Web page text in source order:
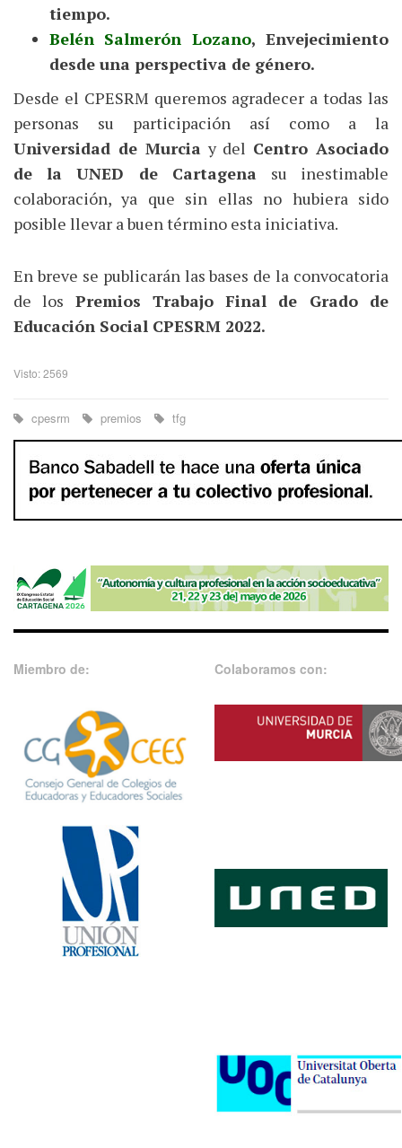
tiempo.
Belén Salmerón Lozano, Envejecimiento
desde una perspectiva de género.
Desde el CPESRM queremos agradecer a todas las
personas su participación así como a la
Universidad de Murcia y del Centro Asociado
de la UNED de Cartagena su inestimable
colaboración, ya que sin ellas no hubiera sido
posible llevar a buen término esta iniciativa.
En breve se publicarán las bases de la convocatoria
de los Premios Trabajo Final de Grado de
Educación Social CPESRM 2022.
Visto: 2569
cpesrm premios tfg
Miembro de: Colaboramos con: